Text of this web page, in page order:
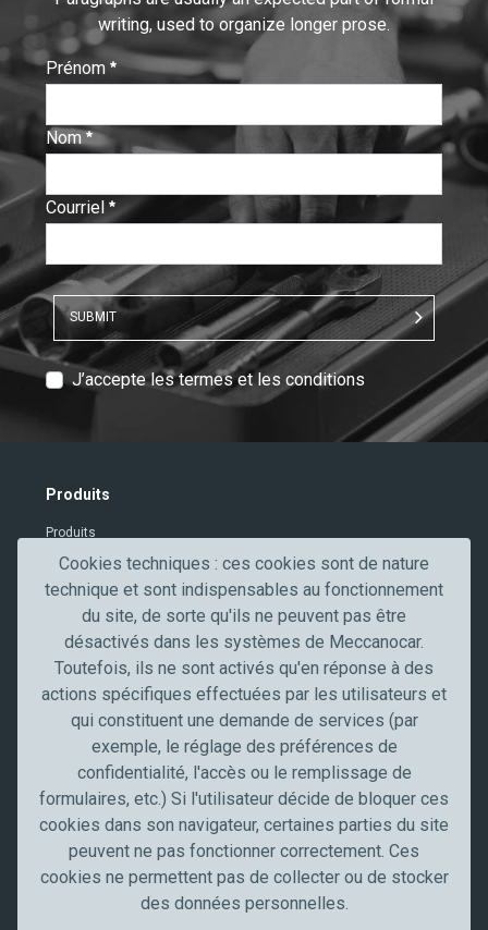
writing, used to organize longer prose.
Prénom
:
0/ 280
Nom
:
0/ 280
Courriel
:
0/ 280
SUBMIT
T
V
r
f
a
t
J’accepte les termes et les conditions
Produits
Produits
Contacts
Secteurs professionnels
Secteur de l'automobile
Truck, transport et poids lourds
Artisans et PME
Industrie
Meccanocar France
Qui sommes nous
Cookies techniques : ces cookies sont de nature
technique et sont indispensables au fonctionnement
du site, de sorte qu'ils ne peuvent pas être
désactivés dans les systèmes de Meccanocar.
Toutefois, ils ne sont activés qu'en réponse à des
actions spécifiques effectuées par les utilisateurs et
qui constituent une demande de services (par
exemple, le réglage des préférences de
confidentialité, l'accès ou le remplissage de
formulaires, etc.) Si l'utilisateur décide de bloquer ces
cookies dans son navigateur, certaines parties du site
peuvent ne pas fonctionner correctement. Ces
cookies ne permettent pas de collecter ou de stocker
des données personnelles.